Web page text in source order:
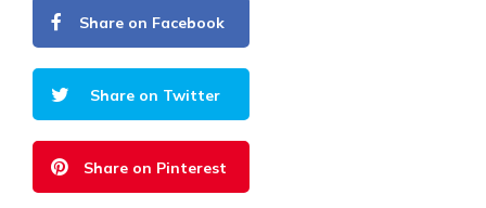
Share on Facebook
Share on Twitter
Share on Pinterest